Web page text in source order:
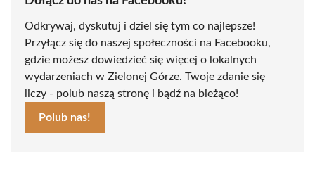
Odkrywaj, dyskutuj i dziel się tym co najlepsze!
Przyłącz się do naszej społeczności na Facebooku,
gdzie możesz dowiedzieć się więcej o lokalnych
wydarzeniach w Zielonej Górze. Twoje zdanie się
liczy - polub naszą stronę i bądź na bieżąco!
Polub nas!